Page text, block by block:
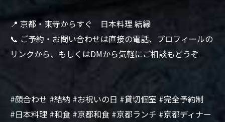
📍 京都・東寺からすぐ 日本料理 結縁
📞 ご予約・お問い合わせは直接の電話、プロフィールの
リンクから、もしくはDMから気軽にご相談もどうぞ
#顔合わせ #結納 #お祝いの日 #貸切個室 #完全予約制
#日本料理 #和食 #京都和食 #京都ランチ #京都ディナー